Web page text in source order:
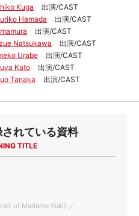
Kuga
出演/CAST
Hamada
出演/CAST
出演/CAST
Natsukawa
出演/CAST
Urabe
出演/CAST
Kato
出演/CAST
Tanaka
出演/CAST
れている資料
TITLE
of Madame Yuki) ／